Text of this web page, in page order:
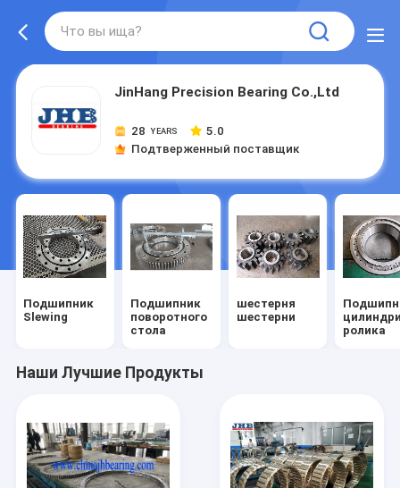
JinHang Precision Bearing Co.,Ltd
28 YEARS
5.0
Подтверженный поставщик
Подшипник
Slewing
Подшипник
поворотного
стола
шестерня
шестерни
ролика
Наши Лучшие Продукты